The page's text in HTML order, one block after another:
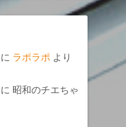
に ラポラポ より
に 昭和のチエちゃ